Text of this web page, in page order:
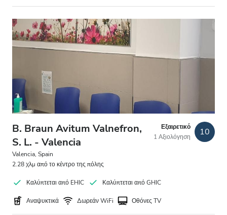
Δωρεάν Στάθμευση
0 - 100 EUR
100 - 200 EUR
300+ EUR
Βάρδιες
Πρωί
B. Braun Avitum Valnefron,
S. L. - Valencia
Valencia, Spain
2.28 χλμ από το κέντρο της πόλης
Εξαιρετικό
1 Αξιολόγηση
10
Καλύπτεται από EHIC Καλύπτεται από GHIC
Αναψυκτικά Δωρεάν WiFi Οθόνες TV